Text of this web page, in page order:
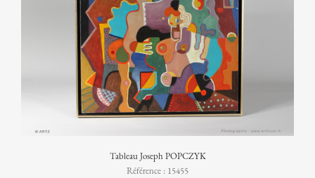
Tableau Joseph POPCZYK
Référence : 15455